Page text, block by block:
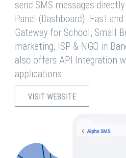
send SMS messages
Panel (Dashboard). Fast
Gateway for School, Small
marketing, ISP & NGO in
also offers API Integration
applications.
VISIT WEBSITE